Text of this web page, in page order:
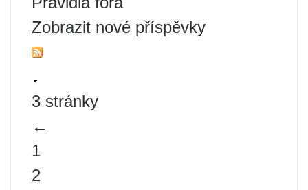
Zobrazit nové příspěvky
3 stránky
←
1
2